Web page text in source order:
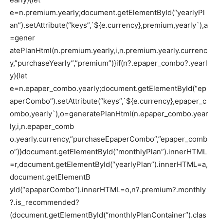
e=n.premium.yearly;document.getElementById(“yearlyPl
an”).setAttribute(“keys”,`${e.currency},premium,yearly`),a
=gener
atePlanHtml(n.premium.yearly,i,n.premium.yearly.currenc
y,”purchaseYearly”,”premium”)}if(n?.epaper_combo?.yearl
y){let
e=n.epaper_combo.yearly;document.getElementById(“ep
aperCombo”).setAttribute(“keys”,`${e.currency},epaper_c
ombo,yearly`),o=generatePlanHtml(n.epaper_combo.year
ly,i,n.epaper_comb
o.yearly.currency,”purchaseEpaperCombo”,”epaper_comb
o”)}document.getElementById(“monthlyPlan”).innerHTML
=r,document.getElementById(“yearlyPlan”).innerHTML=a,
document.getElementB
yId(“epaperCombo”).innerHTML=o,n?.premium?.monthly
?.is_recommended?
(document.getElementById(“monthlyPlanContainer”).clas